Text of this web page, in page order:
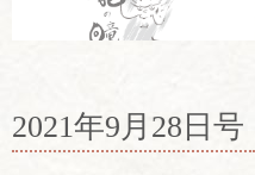
2021年9月28日号